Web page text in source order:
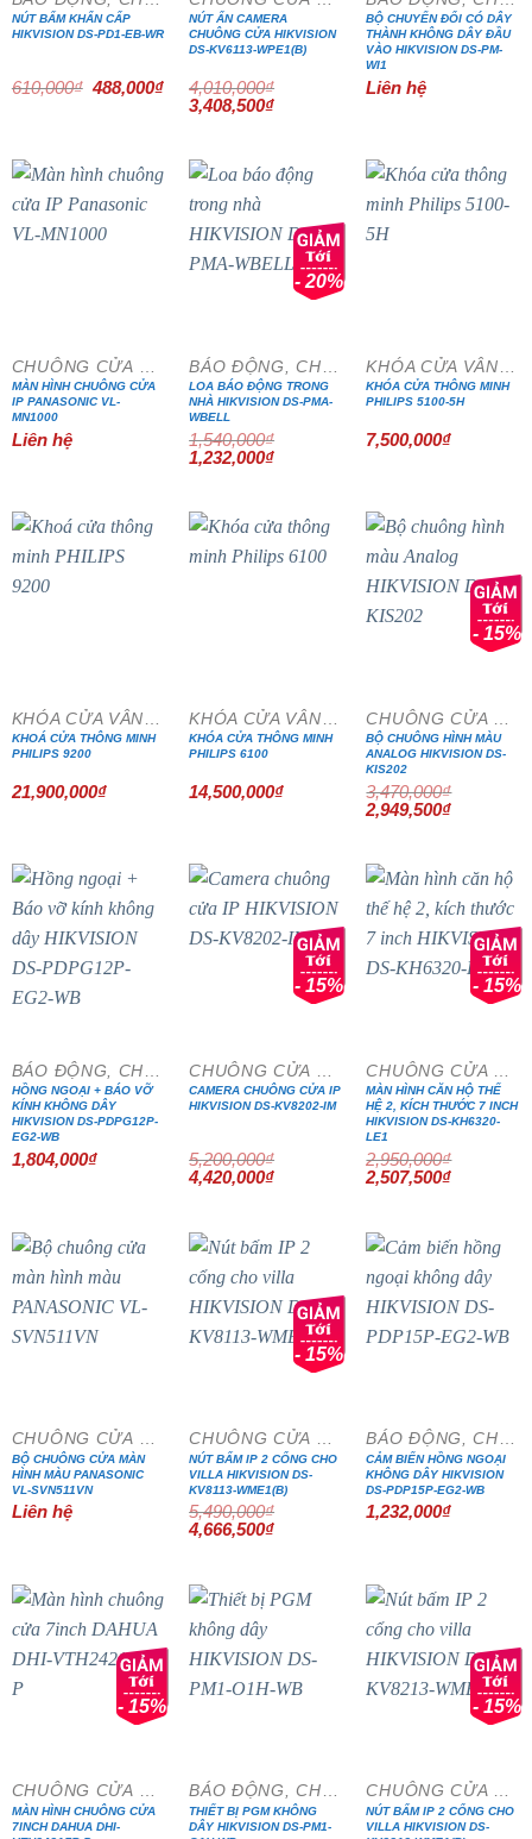
NÚT BẤM KHẨN CẤP
HIKVISION DS-PD1-EB-WR
610,000₫ Giá
gốc
488,000₫Giá
hiện
NÚT ẤN CAMERA
CHUÔNG CỬA HIKVISION
DS-KV6113-WPE1(B)
4,010,000₫
Giá
gốc
3,408,500₫Giá
3,408,500₫.
BỘ CHUYỂN ĐỔI CÓ DÂY
THÀNH KHÔNG DÂY ĐẦU
VÀO HIKVISION DS-PM-
WI1
Liên hệ
MÀN HÌNH CHUÔNG CỬA
IP PANASONIC VL-
MN1000
Liên hệ
- 20%
LOA BÁO ĐỘNG TRONG
NHÀ HIKVISION DS-PMA-
WBELL
1,540,000₫
Giá
gốc
1,232,000₫Giá
1,232,000₫.
KHÓA CỬA THÔNG MINH
PHILIPS 5100-5H
7,500,000₫
KHOÁ CỬA THÔNG MINH
PHILIPS 9200
21,900,000₫
KHÓA CỬA THÔNG MINH
PHILIPS 6100
14,500,000₫
- 15%
BỘ CHUÔNG HÌNH MÀU
ANALOG HIKVISION DS-
KIS202
3,470,000₫
Giá
gốc
2,949,500₫Giá
HỒNG NGOẠI + BÁO VỠ
KÍNH KHÔNG DÂY
HIKVISION DS-PDPG12P-
EG2-WB
1,804,000₫
- 15%
CAMERA CHUÔNG CỬA IP
HIKVISION DS-KV8202-IM
5,200,000₫
Giá
gốc
4,420,000₫Giá
- 15%
MÀN HÌNH CĂN HỘ THẾ
HỆ 2, KÍCH THƯỚC 7 INCH
HIKVISION DS-KH6320-
LE1
2,950,000₫
Giá
gốc
2,507,500₫Giá
BỘ CHUÔNG CỬA MÀN
HÌNH MÀU PANASONIC
VL-SVN511VN
Liên hệ
- 15%
NÚT BẤM IP 2 CỔNG CHO
VILLA HIKVISION DS-
KV8113-WME1(B)
5,490,000₫
Giá
gốc
4,666,500₫Giá
CẢM BIẾN HỒNG NGOẠI
KHÔNG DÂY HIKVISION
DS-PDP15P-EG2-WB
1,232,000₫
- 15%
MÀN HÌNH CHUÔNG CỬA
7INCH DAHUA DHI-
THIẾT BỊ PGM KHÔNG
DÂY HIKVISION DS-PM1-
- 15%
NÚT BẤM IP 2 CỔNG CHO
VILLA HIKVISION DS-